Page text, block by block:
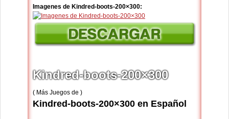
Imagenes de Kindred-boots-200×300:
Kindred-boots-200×300
( Más Juegos de )
Kindred-boots-200×300 en Español